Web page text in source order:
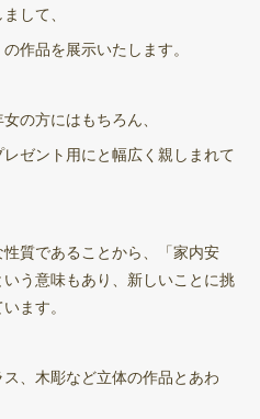
して、
作品を展示いたします。
の方にはもちろん、
ゼント用にと幅広く親しまれて
質であることから、「家内安
う意味もあり、新しいことに挑
ます。
、木彫など立体の作品とあわ